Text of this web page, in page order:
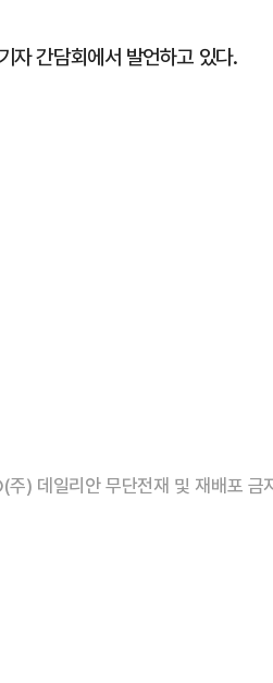
자 간담회에서 발언하고 있다.
) 데일리안 무단전재 및 재배포 금